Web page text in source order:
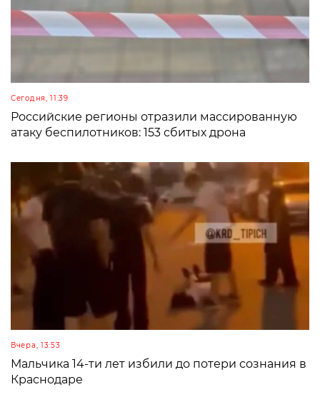
Сегодня, 11:39
Российские регионы отразили массированную
атаку беспилотников: 153 сбитых дрона
Вчера, 13:53
Мальчика 14-ти лет избили до потери сознания в
Краснодаре